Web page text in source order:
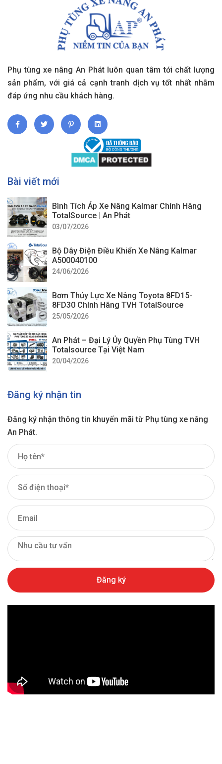
Phụ tùng xe nâng An Phát luôn quan tâm tới chất lượng
sản phẩm, với giá cả cạnh tranh dịch vụ tốt nhất nhằm
đáp ứng nhu cầu khách hàng.
Bài viết mới
Bình Tích Áp Xe Nâng Kalmar Chính Hãng
TotalSource | An Phát
03/07/2026
Bộ Dây Điện Điều Khiển Xe Nâng Kalmar
A500040100
24/06/2026
Bơm Thủy Lực Xe Nâng Toyota 8FD15-
8FD30 Chính Hãng TVH TotalSource
25/05/2026
An Phát – Đại Lý Ủy Quyền Phụ Tùng TVH
Totalsource Tại Việt Nam
20/04/2026
Đăng ký nhận tin
Đăng ký nhận thông tin khuyến mãi từ Phụ tùng xe nâng
An Phát.